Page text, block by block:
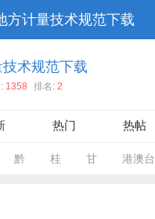
方计量技术规范下载
术规范下载
1358 排名:2
热门 热帖
黔 桂 甘 港澳台